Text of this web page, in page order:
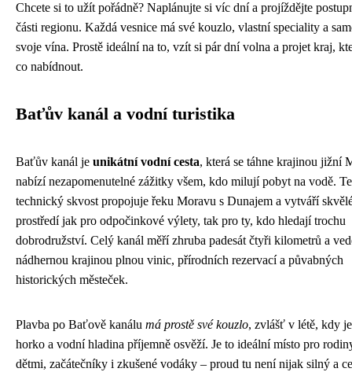
Chcete si to užít pořádně? Naplánujte si víc dní a projíždějte
části regionu. Každá vesnice má své kouzlo, vlastní speciality a
svoje vína. Prostě ideální na to, vzít si pár dní volna a projet kraj,
co nabídnout.
Baťův kanál a vodní turistika
Baťův kanál je unikátní vodní cesta, která se táhne krajinou jižní
nabízí nezapomenutelné zážitky všem, kdo milují pobyt na vodě.
technický skvost propojuje řeku Moravu s Dunajem a vytváří
prostředí jak pro odpočinkové výlety, tak pro ty, kdo hledají trochu
dobrodružství. Celý kanál měří zhruba padesát čtyři kilometrů a
nádhernou krajinou plnou vinic, přírodních rezervací a půvabných
historických městeček.
Plavba po Baťově kanálu má prostě své kouzlo, zvlášť v létě, kdy
horko a vodní hladina příjemně osvěží. Je to ideální místo pro
dětmi, začátečníky i zkušené vodáky – proud tu není nijak silný a